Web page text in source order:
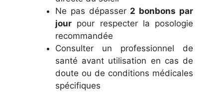
Ne pas dépasser 2 bonbons par
jour pour respecter la posologie
recommandée
Consulter un professionnel de
santé avant utilisation en cas de
doute ou de conditions médicales
spécifiques